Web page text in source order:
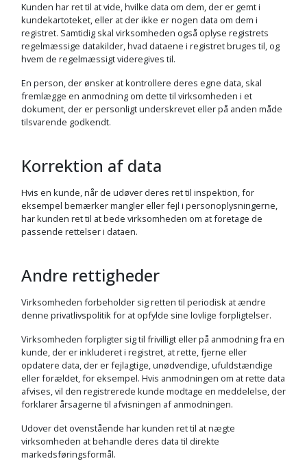
Kunden har ret til at vide, hvilke data om dem, der er gemt i
kundekartoteket, eller at der ikke er nogen data om dem i
registret. Samtidig skal virksomheden også oplyse registrets
regelmæssige datakilder, hvad dataene i registret bruges til, og
hvem de regelmæssigt videregives til.
En person, der ønsker at kontrollere deres egne data, skal
fremlægge en anmodning om dette til virksomheden i et
dokument, der er personligt underskrevet eller på anden måde
tilsvarende godkendt.
Korrektion af data
Hvis en kunde, når de udøver deres ret til inspektion, for
eksempel bemærker mangler eller fejl i personoplysningerne,
har kunden ret til at bede virksomheden om at foretage de
passende rettelser i dataen.
Andre rettigheder
Virksomheden forbeholder sig retten til periodisk at ændre
denne privatlivspolitik for at opfylde sine lovlige forpligtelser.
Virksomheden forpligter sig til frivilligt eller på anmodning fra en
kunde, der er inkluderet i registret, at rette, fjerne eller
opdatere data, der er fejlagtige, unødvendige, ufuldstændige
eller forældet, for eksempel. Hvis anmodningen om at rette data
afvises, vil den registrerede kunde modtage en meddelelse, der
forklarer årsagerne til afvisningen af anmodningen.
Udover det ovenstående har kunden ret til at nægte
virksomheden at behandle deres data til direkte
markedsføringsformål.